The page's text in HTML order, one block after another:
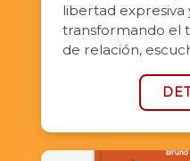
libertad
transformando el
de relación,